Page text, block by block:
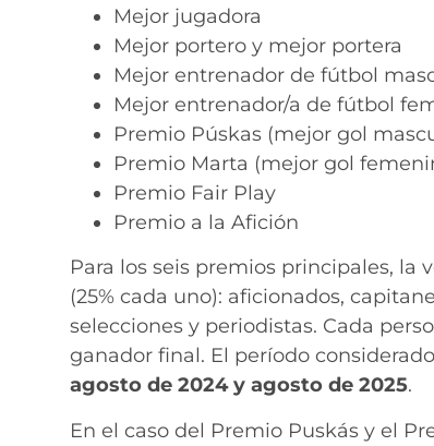
Mejor jugadora
Mejor portero y mejor portera
Mejor entrenador de fútbol
Mejor entrenador/a de fútbol
Premio Púskas (mejor gol
Premio Marta (mejor gol
Premio Fair Play
Premio a la Afición
Para los seis premios principales,
(25% cada uno): aficionados,
selecciones y periodistas. Cada
ganador final. El período
agosto de 2024 y agosto de 2025.
En el caso del Premio Puskás y el